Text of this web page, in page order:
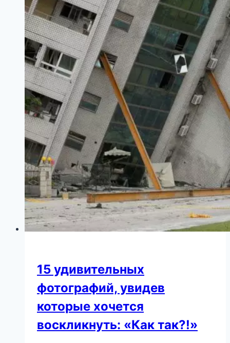
воспоминаниями
Эйтанчика
15 удивительных
фотографий, увидев
которые хочется
воскликнуть: «Как так?!»